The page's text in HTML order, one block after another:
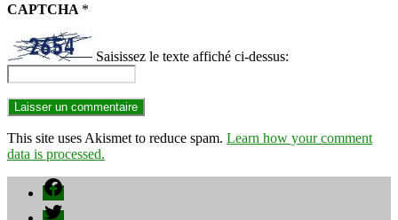
CAPTCHA *
Saisissez le texte affiché ci-dessus:
This site uses Akismet to reduce spam. Learn how your comment
data is processed.
Facebook
Twitter